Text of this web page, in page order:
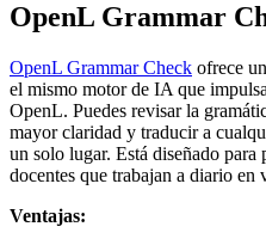
OpenL Grammar
OpenL Grammar Check ofrece
el mismo motor de IA que
OpenL. Puedes revisar la
mayor claridad y traducir a
un solo lugar. Está diseñado para
docentes que trabajan a diario en
Ventajas: